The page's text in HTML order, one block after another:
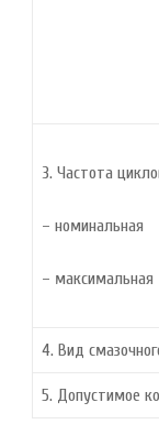
3. Частота
– номинальная
– максимальная
4. Вид
5. Допустимое